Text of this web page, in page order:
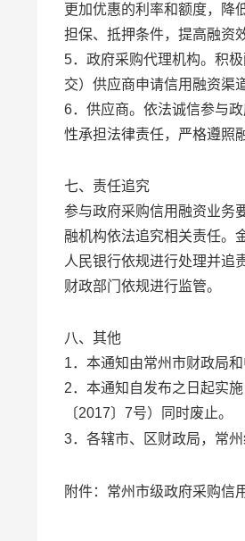
更加优惠的利率和额度，降
担保、抵押条件，提高融资
5．政府采购代理机构。积
交）供应商申请信用融资渠道
6．供应商。依法诚信参与
性承担法律责任，严格遵照
七、责任追究
参与政府采购信用融资业务
融机构依法追究相关责任。
人民银行依规进行处理并追
财政部门依规进行监管。
八、其他
1．本通知由常州市财政局
2．本通知自发布之日起实
〔2017〕7号）同时废止。
3．各辖市、区财政局，常
附件：常州市级政府采购信